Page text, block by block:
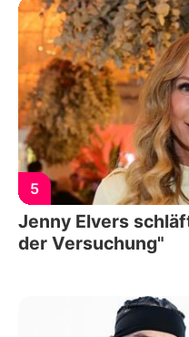
5
Jenny Elvers
der Versuchung"